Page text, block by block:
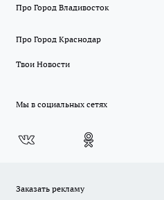
Про Город Владивосток
Про Город Краснодар
Твои Новости
Мы в социальных сетях
Заказать рекламу